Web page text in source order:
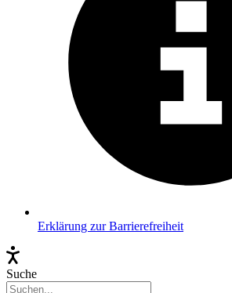
Erklärung zur Barrierefreiheit
Suche